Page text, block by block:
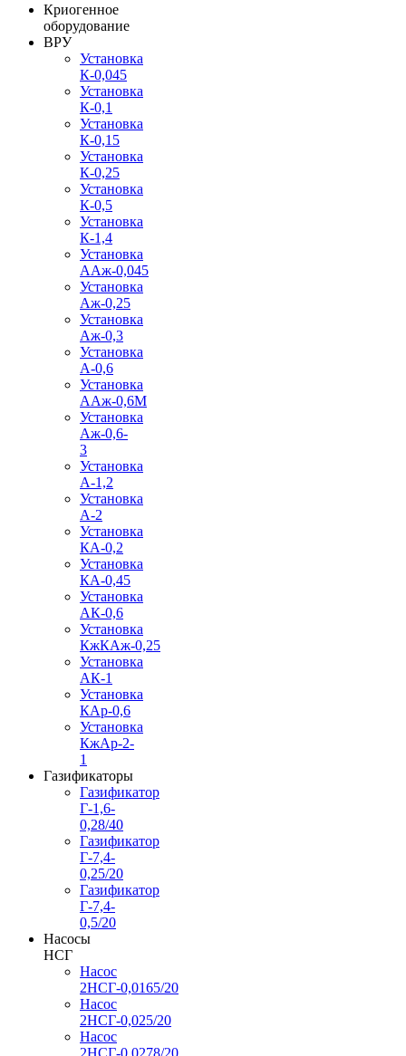
Криогенное
оборудование
ВРУ
Установка
К-0,045
Установка
К-0,1
Установка
К-0,15
Установка
К-0,25
Установка
К-0,5
Установка
К-1,4
Установка
ААж-0,045
Установка
Аж-0,25
Установка
Аж-0,3
Установка
А-0,6
Установка
ААж-0,6М
Установка
Аж-0,6-
3
Установка
А-1,2
Установка
А-2
Установка
КА-0,2
Установка
КА-0,45
Установка
АК-0,6
Установка
КжКАж-0,25
Установка
АК-1
Установка
КАр-0,6
Установка
КжАр-2-
1
Газификаторы
Газификатор
Г-1,6-
0,28/40
Газификатор
Г-7,4-
0,25/20
Газификатор
Г-7,4-
0,5/20
Насосы
НСГ
Насос
2НСГ-0,0165/20
Насос
2НСГ-0,025/20
Насос
2НСГ-0,0278/20